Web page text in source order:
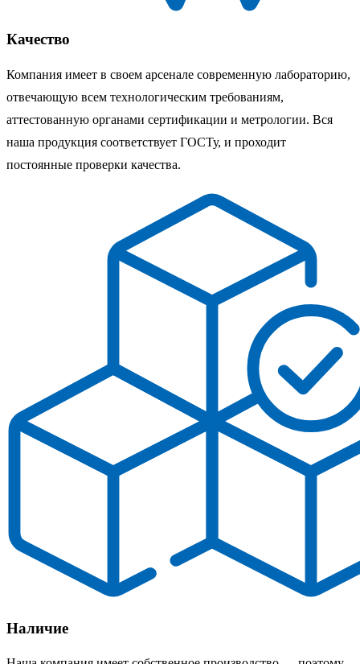
Качество
Компания имеет в своем арсенале современную лабораторию,
отвечающую всем технологическим требованиям,
аттестованную органами сертификации и метрологии. Вся
наша продукция соответствует ГОСТу, и проходит
постоянные проверки качества.
Наличие